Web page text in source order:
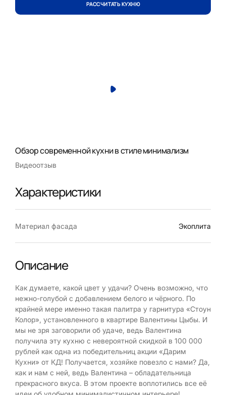
РАССЧИТАТЬ КУХНЮ
Обзор современной кухни в стиле минимализм
Видеоотзыв
Характеристики
Материал фасада Экоплита
Описание
Как думаете, какой цвет у удачи? Очень возможно, что
нежно-голубой с добавлением белого и чёрного. По
крайней мере именно такая палитра у гарнитура «Стоун
Колор», установленного в квартире Валентины Цыбы. И
мы не зря заговорили об удаче, ведь Валентина
получила эту кухню с невероятной скидкой в 100 000
рублей как одна из победительниц акции «Дарим
Кухни» от КД! Получается, хозяйке повезло с нами? Да,
как и нам с ней, ведь Валентина – обладательница
прекрасного вкуса. В этом проекте воплотились все её